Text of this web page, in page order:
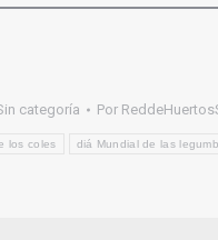
categoría Por
los coles diá Mundial de las